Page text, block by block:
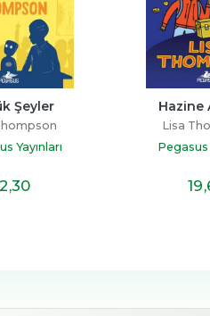
Avcıları
Yayınları
,60
Lisa
8